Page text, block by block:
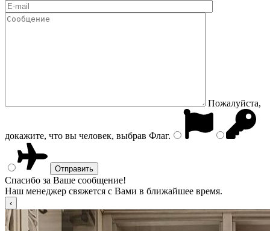
Пожалуйста,
докажите, что вы человек, выбрав Флаг.
Спасибо за Ваше сообщение!
Наш менеджер свяжется с Вами в ближайшее время.